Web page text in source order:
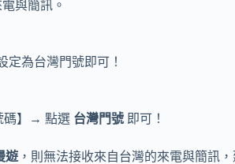
與簡訊。
定為台灣門號即可！
碼】→ 點選 台灣門號 即可！
遊 ，則無法接收來自台灣的來電與簡訊